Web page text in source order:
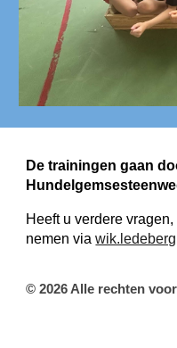
De trainingen gaan
Heeft u verdere
nemen via
© 2026 Alle rechten